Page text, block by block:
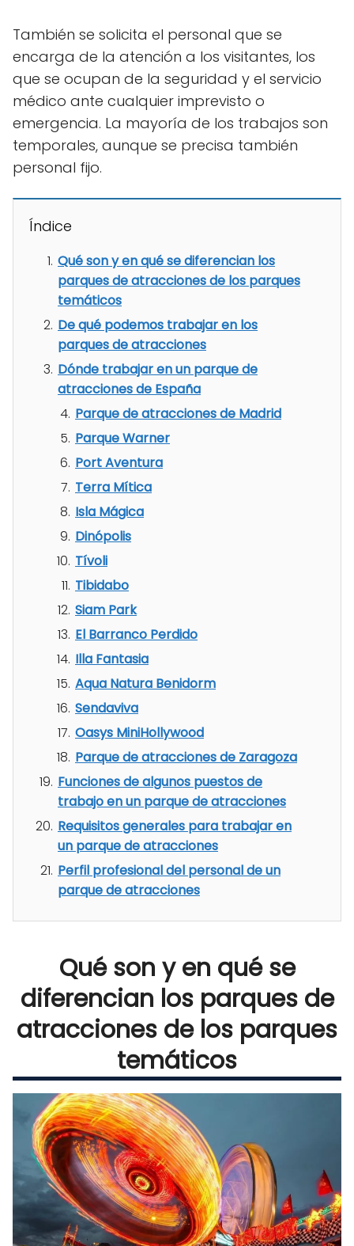
También se solicita el personal que se
encarga de la atención a los visitantes, los
que se ocupan de la seguridad y el servicio
médico ante cualquier imprevisto o
emergencia. La mayoría de los trabajos son
temporales, aunque se precisa también
personal fijo.
Índice
Qué son y en qué se diferencian los
parques de atracciones de los parques
temáticos
De qué podemos trabajar en los
parques de atracciones
Dónde trabajar en un parque de
atracciones de España
Parque de atracciones de Madrid
Parque Warner
Port Aventura
Terra Mítica
Isla Mágica
Dinópolis
Tívoli
Tibidabo
Siam Park
El Barranco Perdido
Illa Fantasia
Aqua Natura Benidorm
Sendaviva
Oasys MiniHollywood
Parque de atracciones de Zaragoza
Funciones de algunos puestos de
trabajo en un parque de atracciones
Requisitos generales para trabajar en
un parque de atracciones
Perfil profesional del personal de un
parque de atracciones
Qué son y en qué se
diferencian los parques de
atracciones de los parques
temáticos